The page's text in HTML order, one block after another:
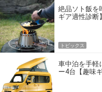
絶品ソト飯を
ギア適性診断】
トピックス
車中泊を手軽
ー4台【趣味